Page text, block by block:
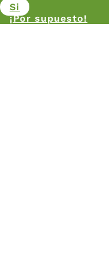
Si
¡Por supuesto!